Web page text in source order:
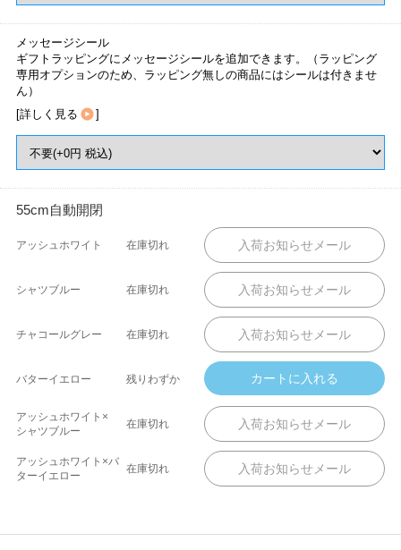
メッセージシール
ギフトラッピングにメッセージシールを追加できます。（ラッピング
専用オプションのため、ラッピング無しの商品にはシールは付きませ
ん）
[詳しく見る ]
55cm自動開閉
アッシュホワイト 在庫切れ
シャツブルー 在庫切れ
チャコールグレー 在庫切れ
バターイエロー 残りわずか
アッシュホワイト×
シャツブルー
在庫切れ
アッシュホワイト×バ
ターイエロー
在庫切れ